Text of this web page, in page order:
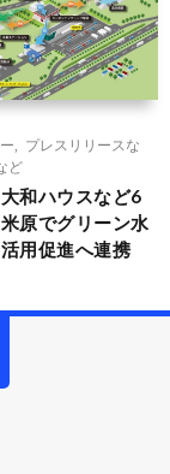
プレスリリースな
ど
和ハウスなど6
原でグリーン水
用促進へ連携